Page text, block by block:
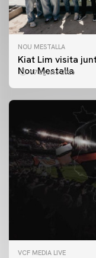
NOU MESTALLA
Kiat Lim visita
Nou Mestalla
07 agosto 2026
VCF MEDIA LIVE